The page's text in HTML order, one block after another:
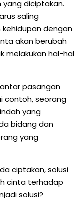
yang diciptakan.
saling
dengan
akan berubah
melakukan hal-hal
pasangan
contoh, seorang
yang
bidang dan
yang
ciptakan, solusi
cinta terhadap
solusi?